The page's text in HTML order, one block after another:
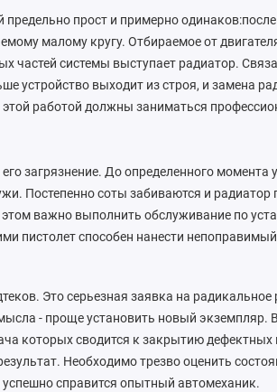
прост и примерно одинаков:после
малому кругу. Отбираемое от
частей системы выступает радиатор.
устройство выходит из строя, и замена
работой должны заниматься
загрязнение. До определенного момента
Постепенно соты забиваются и радиатор
важно выполнить обслуживание по
способен нанести непоправимый
Это серьезная заявка на
- проще установить новый экземпляр.
которых сводится к закрытию
Необходимо трезво оценить
справится опытный автомеханик.